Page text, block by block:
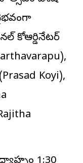
కోఆర్డినేటర్
Koyi),